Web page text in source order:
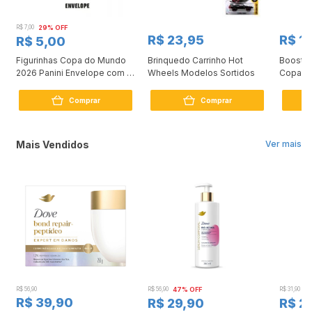
R$ 7,00 29% OFF
R$ 5,00
Figurinhas Copa do Mundo
2026 Panini Envelope com 7
Comprar
R$ 23,95
Brinquedo Carrinho Hot
Wheels Modelos Sortidos
Comprar
R$
Copag
Ver mais
Mais Vendidos
R$ 56,90
R$ 39,90
R$ 56,90 47% OFF
R$ 29,90
R$ 31,90
R$